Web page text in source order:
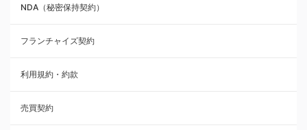
業務委託契約
利用規約・約款
覚書・合意書・同意書
承諾書
NDA（秘密保持契約）
フランチャイズ契約
利用規約・約款
売買契約